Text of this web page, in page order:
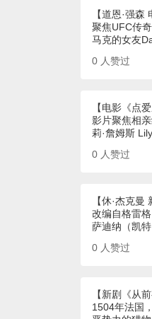
【道恩·强森
聚焦UFC传
马克的女友
0 人赞过
【电影《点
影片聚焦相
莉·詹姆斯
0 人赞过
【休·杰克
改编自格雷
萨迪纳（凯
0 人赞过
【新剧《从
1504年法国